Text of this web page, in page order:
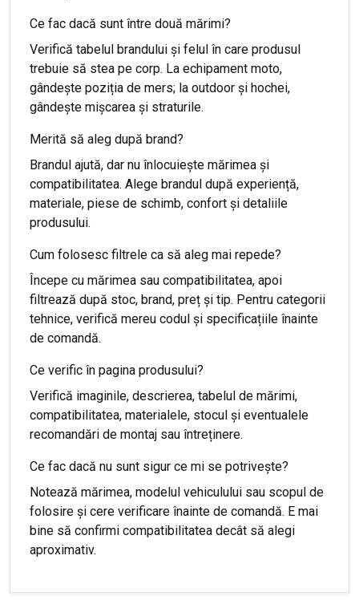
Ce fac dacă sunt între două mărimi?
Verifică tabelul brandului și felul în care produsul
trebuie să stea pe corp. La echipament moto,
gândește poziția de mers; la outdoor și hochei,
gândește mișcarea și straturile.
Merită să aleg după brand?
Brandul ajută, dar nu înlocuiește mărimea și
compatibilitatea. Alege brandul după experiență,
materiale, piese de schimb, confort și detaliile
produsului.
Cum folosesc filtrele ca să aleg mai repede?
Începe cu mărimea sau compatibilitatea, apoi
filtrează după stoc, brand, preț și tip. Pentru categorii
tehnice, verifică mereu codul și specificațiile înainte
de comandă.
Ce verific în pagina produsului?
Verifică imaginile, descrierea, tabelul de mărimi,
compatibilitatea, materialele, stocul și eventualele
recomandări de montaj sau întreținere.
Ce fac dacă nu sunt sigur ce mi se potrivește?
Notează mărimea, modelul vehiculului sau scopul de
folosire și cere verificare înainte de comandă. E mai
bine să confirmi compatibilitatea decât să alegi
aproximativ.